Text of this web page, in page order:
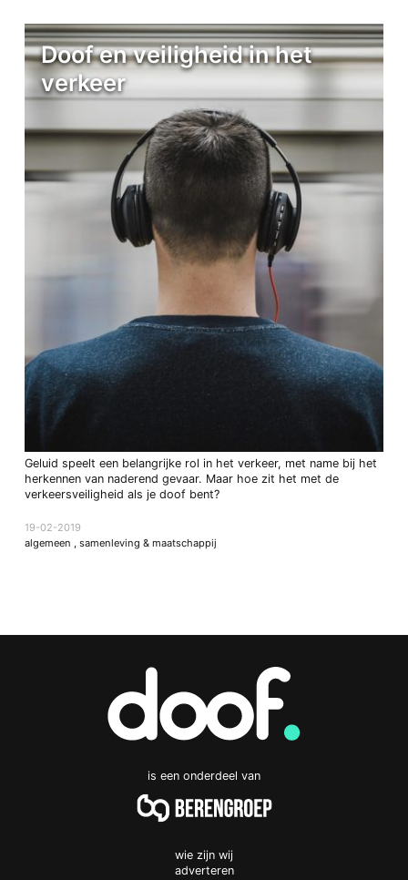
Doof en veiligheid in het
verkeer
Geluid speelt een belangrijke rol in het verkeer, met name bij het
herkennen van naderend gevaar. Maar hoe zit het met de
verkeersveiligheid als je doof bent?
19-02-2019
algemeen , samenleving & maatschappij
is een onderdeel van
wie zijn wij
adverteren